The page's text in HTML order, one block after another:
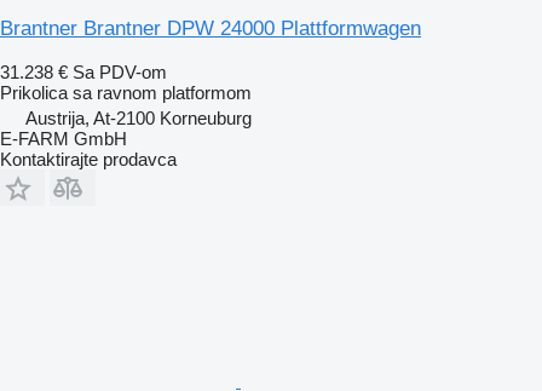
Brantner Brantner DPW 24000 Plattformwagen
31.238 € Sa PDV-om
Prikolica sa ravnom platformom
Austrija, At-2100 Korneuburg
E-FARM GmbH
Kontaktirajte prodavca